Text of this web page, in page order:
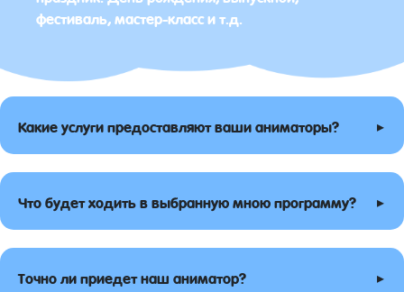
фестиваль, мастер-класс и т.д.
Какие услуги предоставляют ваши аниматоры? ▸
Что будет ходить в выбранную мною программу? ▸
Точно ли приедет наш аниматор? ▸